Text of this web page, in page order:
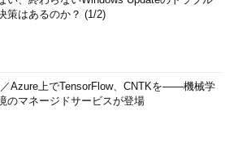
策はあるのか？ (1/2)
Azure上でTensorFlow、CNTKを――機械学
のマネージドサービスが登場